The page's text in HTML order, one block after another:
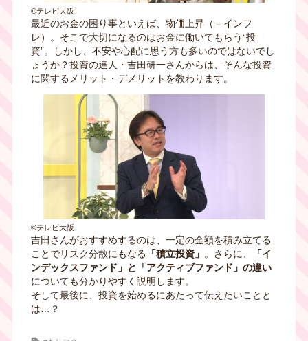
©テレビ大阪
最近のお金の困り事といえば、物価上昇（＝インフ
レ）。そこで大切になるのはお金に働いてもらう“投
資”。しかし、不安や心配に思う方も多いのではないでし
ょうか？投資の達人・吉田研一さんからは、そんな投資
に関するメリット・デメリットを教わります。
©テレビ大阪
吉田さんがおすすめするのは、一定の金額を積み立てる
ことでリスク分散にもなる 「積立投資」 。さらに、
「イ
ンデックスファンド」と「アクティブファンド」の違い
についても分かりやすく説明します。
そして最後に、投資を始めるにあたって伝えたいことと
は…？